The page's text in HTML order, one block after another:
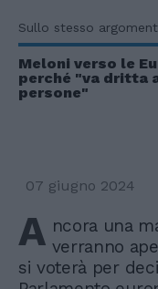
Sullo stesso
Meloni verso le
perché "va dritta
persone"
07 giugno 2024
A ncora una
verranno
si voterà per